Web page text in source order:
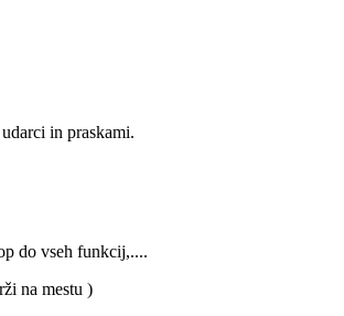
in praskami.
do vseh funkcij,....
na mestu )